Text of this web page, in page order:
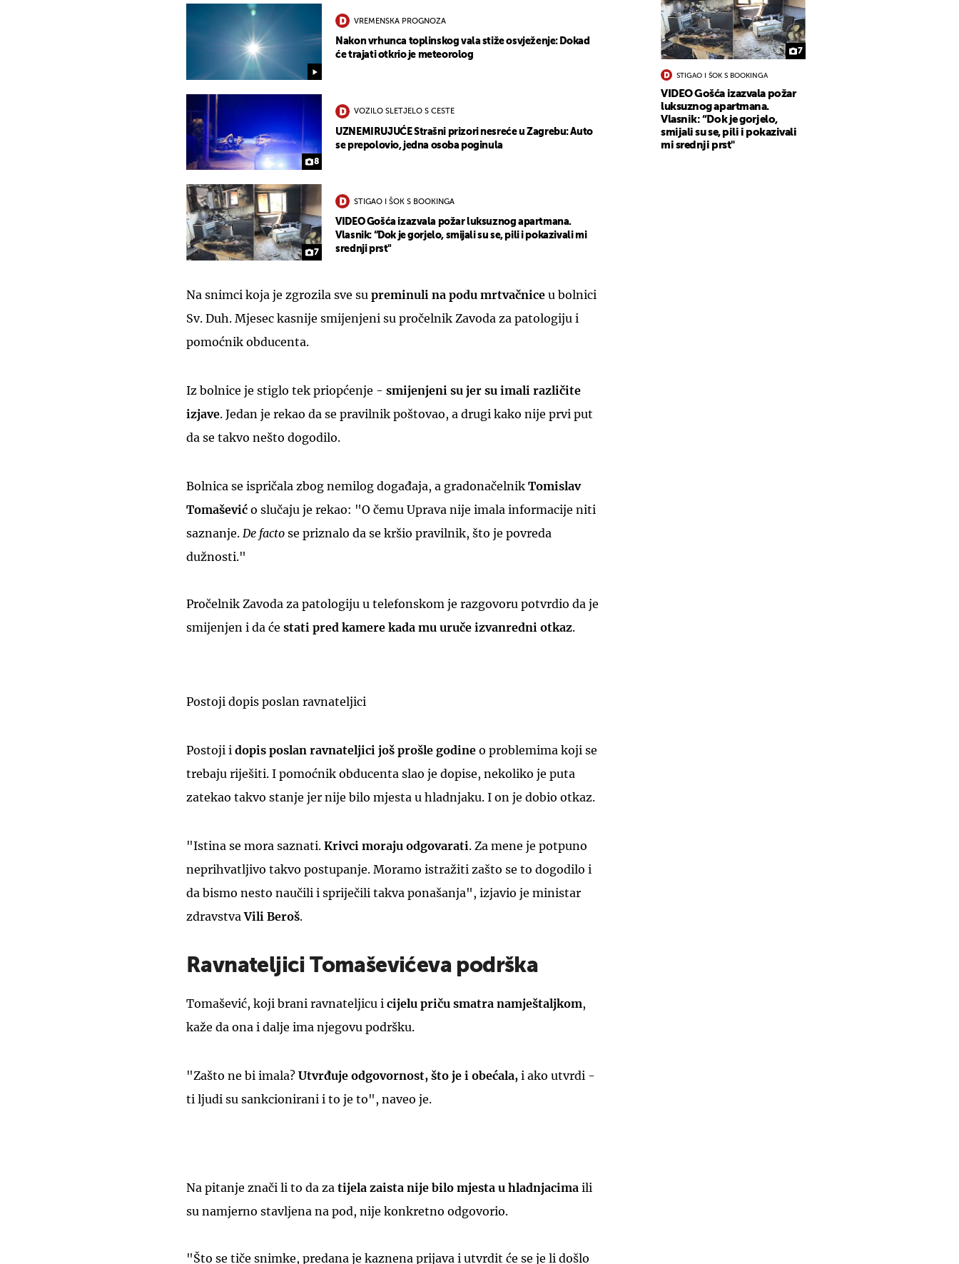
VREMENSKA PROGNOZA
Nakon vrhunca toplinskog vala stiže osvježenje: Dokad
će trajati otkrio je meteorolog
8
VOZILO SLETJELO S CESTE
UZNEMIRUJUĆE Strašni prizori nesreće u Zagrebu: Auto
se prepolovio, jedna osoba poginula
7
STIGAO I ŠOK S BOOKINGA
VIDEO Gošća izazvala požar luksuznog apartmana.
Vlasnik: “Dok je gorjelo, smijali su se, pili i pokazivali mi
srednji prst"
Na snimci koja je zgrozila sve su preminuli na podu mrtvačnice u bolnici
Sv. Duh. Mjesec kasnije smijenjeni su pročelnik Zavoda za patologiju i
pomoćnik obducenta.
Iz bolnice je stiglo tek priopćenje - smijenjeni su jer su imali različite
izjave. Jedan je rekao da se pravilnik poštovao, a drugi kako nije prvi put
da se takvo nešto dogodilo.
Bolnica se ispričala zbog nemilog događaja, a gradonačelnik Tomislav
Tomašević o slučaju je rekao: "O čemu Uprava nije imala informacije niti
saznanje. De facto se priznalo da se kršio pravilnik, što je povreda
dužnosti."
Pročelnik Zavoda za patologiju u telefonskom je razgovoru potvrdio da je
smijenjen i da će stati pred kamere kada mu uruče izvanredni otkaz.
Postoji dopis poslan ravnateljici
Postoji i dopis poslan ravnateljici još prošle godine o problemima koji se
trebaju riješiti. I pomoćnik obducenta slao je dopise, nekoliko je puta
zatekao takvo stanje jer nije bilo mjesta u hladnjaku. I on je dobio otkaz.
"Istina se mora saznati. Krivci moraju odgovarati. Za mene je potpuno
neprihvatljivo takvo postupanje. Moramo istražiti zašto se to dogodilo i
da bismo nesto naučili i spriječili takva ponašanja", izjavio je ministar
zdravstvaVili Beroš.
Ravnateljici Tomaševićeva podrška
Tomašević, koji brani ravnateljicu i cijelu priču smatra namještaljkom,
kaže da ona i dalje ima njegovu podršku.
"Zašto ne bi imala? Utvrđuje odgovornost, što je i obećala, i ako utvrdi -
ti ljudi su sankcionirani i to je to", naveo je.
Na pitanje znači li to da za tijela zaista nije bilo mjesta u hladnjacima ili
su namjerno stavljena na pod, nije konkretno odgovorio.
"Što se tiče snimke, predana je kaznena prijava i utvrdit će se je li došlo
7
STIGAO I ŠOK S BOOKINGA
VIDEO Gošća izazvala požar
luksuznog apartmana.
Vlasnik: “Dok je gorjelo,
smijali su se, pili i pokazivali
mi srednji prst"
UKLJUČITE NOTIFIKACIJE